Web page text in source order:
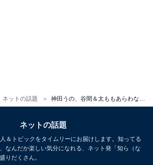
ネットの話題
ネットの話題
＆トピックをタイムリーにお届けします。知ってる
なんだか楽しい気分になれる、ネット発「知ら（な
りだくさん。